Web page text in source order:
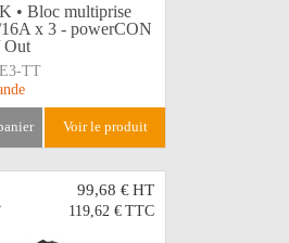
• Bloc multiprise
x 3 - powerCON
Out
TT
voir le produit
99,68 €HT
119,62 € TTC